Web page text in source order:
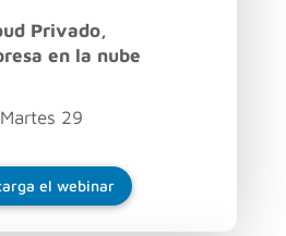
Privado,
en la nube
Martes 29
el webinar